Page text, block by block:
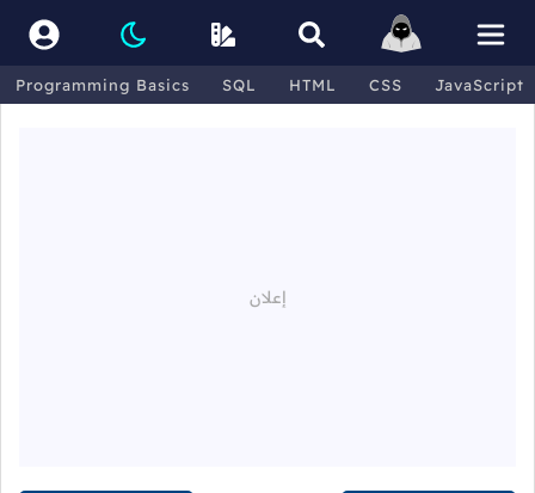
Programming Basics SQL HTML CSS JavaScript